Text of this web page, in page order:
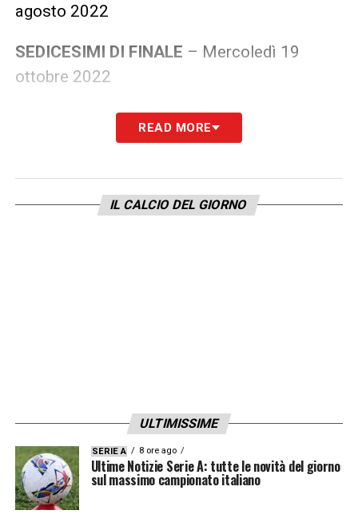
agosto 2022
SEDICESIMI DI FINALE – Mercoledì 19
ottobre 2022
OTTAVI DI FINALE– Mercoledì 11 gennaio
2023, mercoledì 18 gennaio 2023
QUARTI DI FINALE– Mercoledì 1 febbraio
2023
READ MORE
IL CALCIO DEL GIORNO
ULTIMISSIME
SERIE A 8 ore ago
Ultime Notizie Serie A: tutte le novità del giorno
sul massimo campionato italiano